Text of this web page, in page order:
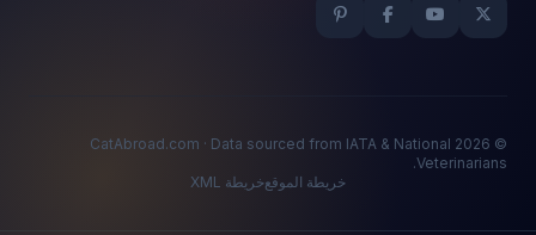
© 2026 CatAbroad.com · Data sourced from IATA & National
Veterinarians.
خريطة الموقعخريطة XML